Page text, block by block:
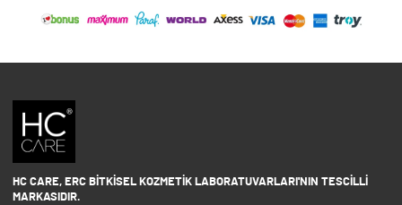
HC CARE, ERC BITKISEL KOZMETIK LABORATUVARLARI'NIN TESCILLI
MARKASIDIR.